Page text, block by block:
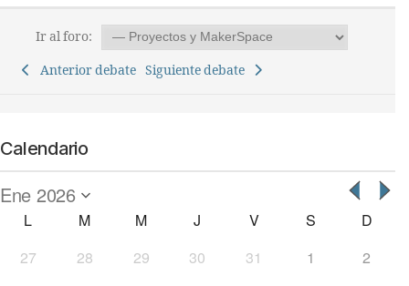
Ir al foro:
Anterior debate Siguiente debate
Calendario
L M M J V S
D
27
28 29 30 31 1 2